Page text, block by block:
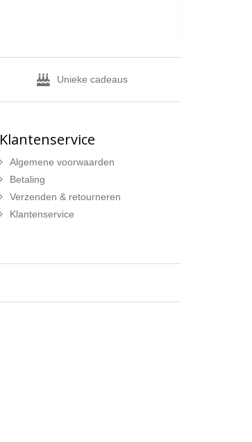
Unieke cadeaus
Klantenservice
Algemene voorwaarden
Betaling
Verzenden & retourneren
Klantenservice